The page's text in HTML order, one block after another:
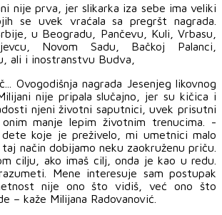
nije prva, jer slikarka iza sebe ima veliki
se uvek vraćala sa pregršt nagrada.
u Beogradu, Pančevu, Kuli, Vrbasu,
Novom Sadu, Bačkoj Palanci,
ali i inostranstvu Budva,
Ovogodišnja nagrada Jesenjeg likovnog
nije pripala slučajno, jer su kičica i
njeni životni saputnici, uvek prisutni
manje lepim životnim trenucima. -
koje je preživelo, mi umetnici malo
način dobijamo neku zaokruženu priču.
cilju, ako imaš cilj, onda je kao u redu.
Mene interesuje sam postupak
nije ono što vidiš, već ono što
– kaže Milijana Radovanović.